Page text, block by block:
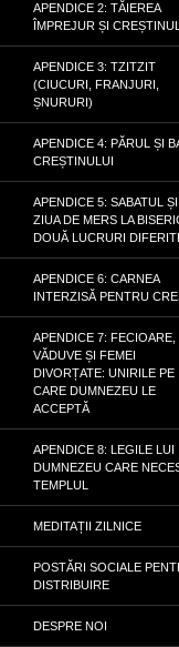
APENDICE 2: TĂIEREA
ÎMPREJUR ȘI CREȘTINUL
APENDICE 3: TZITZIT
(CIUCURI, FRANJURI,
ȘNURURI)
APENDICE 4: PĂRUL ȘI
CREȘTINULUI
APENDICE 5: SABATUL ȘI
ZIUA DE MERS LA
DOUĂ LUCRURI
APENDICE 6: CARNEA
INTERZISĂ PENTRU
APENDICE 7: FECIOARE,
VĂDUVE ȘI FEMEI
DIVORȚATE: UNIRILE PE
CARE DUMNEZEU LE
ACCEPTĂ
APENDICE 8: LEGILE LUI
DUMNEZEU CARE
TEMPLUL
MEDITAȚII ZILNICE
POSTĂRI SOCIALE
DISTRIBUIRE
DESPRE NOI